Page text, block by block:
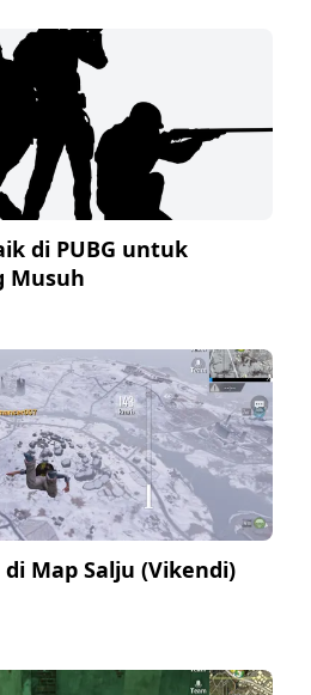
di PUBG untuk
Musuh
Map Salju (Vikendi)